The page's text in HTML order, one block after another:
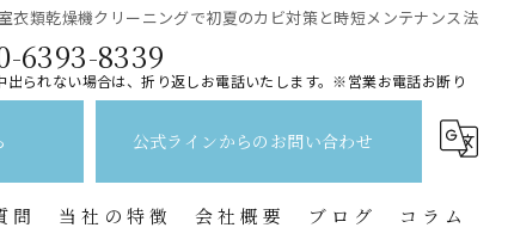
衣類乾燥機クリーニングで初夏のカビ対策と時短メンテナンス法
6393-8339
出られない場合は、折り返しお電話いたします。※営業お電話お断り
公式ラインからのお問い合わせ
問 当社の特徴 会社概要 ブログ コラム